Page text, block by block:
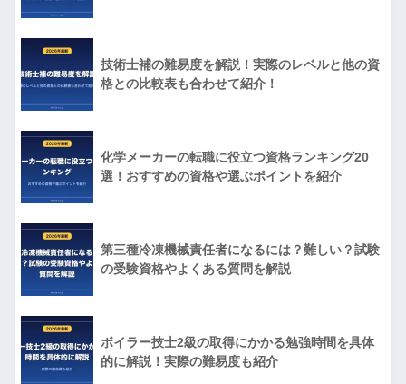
技術士補の難易度を解説！実際のレベルと他の資
格との比較表も合わせて紹介！
化学メーカーの転職に役立つ資格ランキング20
選！おすすめの資格や選ぶポイントを紹介
第三種冷凍機械責任者になるには？難しい？試験
の受験資格やよくある質問を解説
ボイラー技士2級の取得にかかる勉強時間を具体
的に解説！実際の難易度も紹介